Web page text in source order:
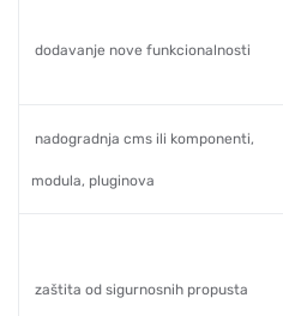
dodavanje nove funkcionalnosti
nadogradnja cms ili komponenti,
modula, pluginova
zaštita od sigurnosnih propusta